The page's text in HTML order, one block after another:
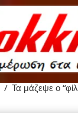
/ Τα μάζεψε ο